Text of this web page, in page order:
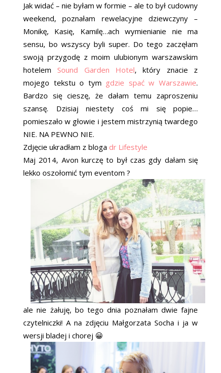
Jak widać – nie byłam w formie – ale to był cudowny
weekend, poznałam rewelacyjne dziewczyny –
Monikę, Kasię, Kamilę…ach wymienianie nie ma
sensu, bo wszyscy byli super. Do tego zaczęłam
swoją przygodę z moim ulubionym warszawskim
hotelemSound Garden Hotel, który znacie z
mojego tekstu o tym gdzie spać w Warszawie.
Bardzo się cieszę, że dałam temu zaproszeniu
szansę. Dzisiaj niestety coś mi się popie…
pomieszało w głowie i jestem mistrzynią twardego
NIE. NA PEWNO NIE.
Zdjęcie ukradłam z bloga dr Lifestyle
Maj 2014, Avon kurczę to był czas gdy dałam się
lekko oszołomić tym eventom ?
ale nie żałuję, bo tego dnia poznałam dwie fajne
czytelniczki! A na zdjęciu Małgorzata Socha i ja w
wersji bladej i chorej 😀